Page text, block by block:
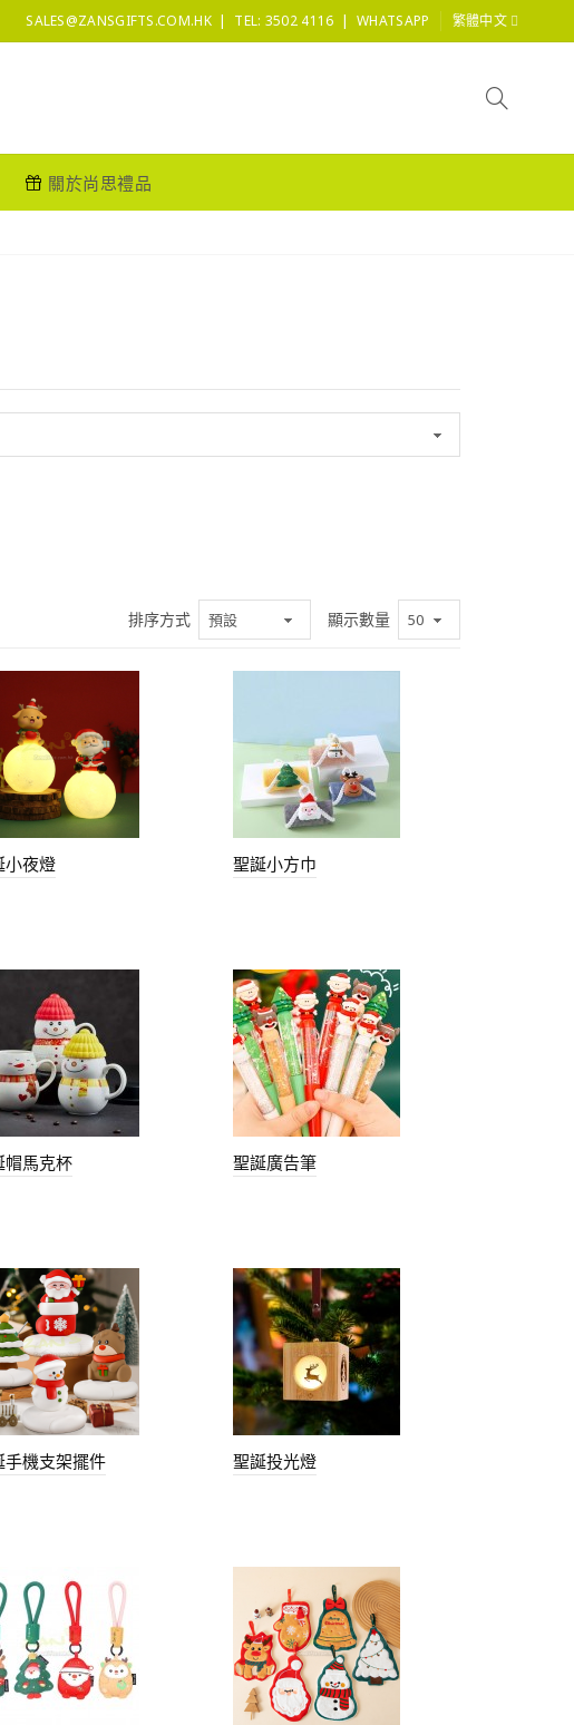
SALES@ZANSGIFTS.COM.HK| TEL: 3502 4116 |WHATSAPP 繁體中文
關於尚思禮品
排序方式 顯示數量
小夜燈 聖誕小方巾
帽馬克杯 聖誕廣告筆
手機支架擺件 聖誕投光燈